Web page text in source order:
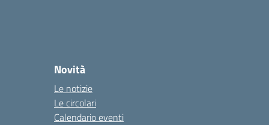
Novità
Le notizie
Le circolari
Calendario eventi